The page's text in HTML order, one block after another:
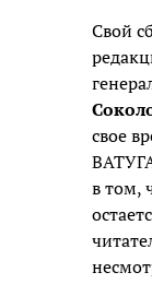
Свой
свое
в том,